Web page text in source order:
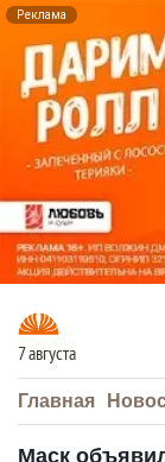
Реклама
7 августа
Главная
Маск